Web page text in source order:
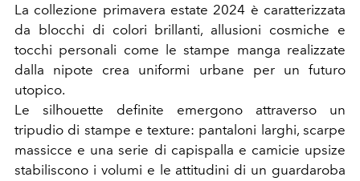
La collezione primavera estate 2024 è caratterizzata
da blocchi di colori brillanti, allusioni cosmiche e
tocchi personali come le stampe manga realizzate
dalla nipote crea uniformi urbane per un futuro
utopico.
Le silhouette definite emergono attraverso un
tripudio di stampe e texture: pantaloni larghi, scarpe
massicce e una serie di capispalla e camicie upsize
stabiliscono i volumi e le attitudini di un guardaroba